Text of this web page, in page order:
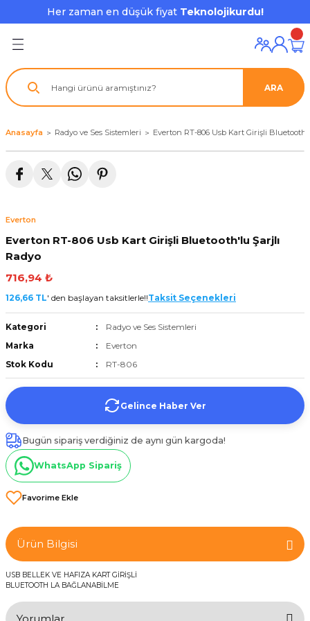
Her zaman en düşük fiyat Teknolojikurdu!
Geri Dön
Geri Dön
ve Ekipmanları
- Çoğaltıcı
Gözü
Geri Dön
Çevre Birimleri
Geri Dön
Geri Dön
Geri Dön
Geri Dön
Aksesuarları
ARA
Anasayfa Radyo ve Ses Sistemleri Everton RT-806 Usb Kart Girişli
Everton
Everton RT-806 Usb Kart Girişli Bluetooth'lu Şarjlı
Radyo
716,94 ₺
126,66 TL' den başlayan taksitlerle!!Taksit Seçenekleri
Kategori
Radyo ve Ses Sistemleri
Marka
Everton
Stok Kodu
RT-806
Gelince Haber Ver
Bugün sipariş verdiğiniz de aynı gün kargoda!
WhatsApp Sipariş
Ürün Bilgisi
USB BELLEK VE HAFIZA KART GİRİŞLİ
BLUETOOTH LA BAĞLANABİLME